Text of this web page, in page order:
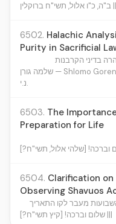
ברוקלין |||
6502. Halachic
Purity in Sacrificial
בדיני הקרבנות
שלמה גורן — Shlomo Goren
נ.י.
6503. The
Preparation for Life
6504. Clarification
Observing Shavuos
מעבר לקו התאריך
שלום וברכה! [קיץ תשי"ח?] |||